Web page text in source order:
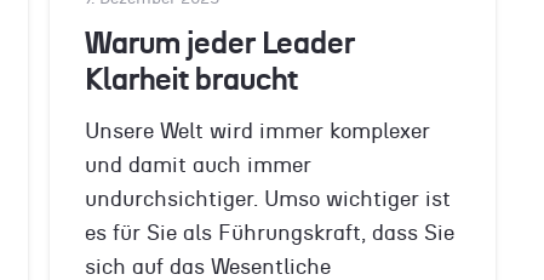
Warum jeder Leader
Klarheit braucht
Unsere Welt wird immer komplexer
und damit auch immer
undurchsichtiger. Umso wichtiger ist
es für Sie als Führungskraft, dass Sie
sich auf das Wesentliche